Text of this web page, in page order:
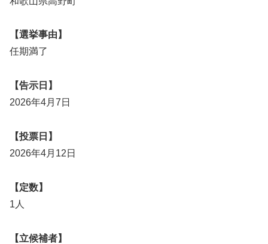
【選挙事由】
任期満了
【告示日】
2026年4月7日
【投票日】
2026年4月12日
【定数】
1人
【立候補者】